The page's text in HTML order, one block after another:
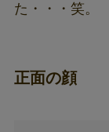
た・・・笑。
正面の顔